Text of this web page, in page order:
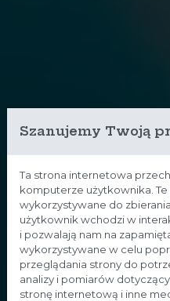
Szanujemy Twoją
Ta strona internetowa
komputerze użytkownika.
wykorzystywane do
użytkownik wchodzi w
i pozwalają nam na
wykorzystywane w celu
przeglądania strony do
analizy i pomiarów
stronę internetową i inne